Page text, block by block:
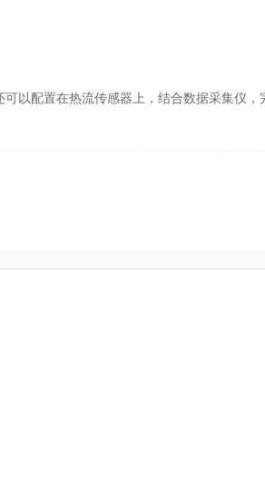
以配置在热流传感器上，结合数据采集仪，